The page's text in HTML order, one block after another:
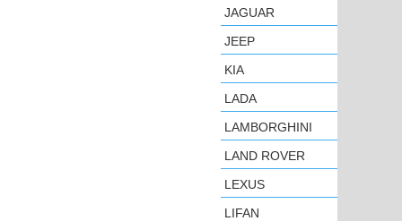
JAGUAR
JEEP
KIA
LADA
LAMBORGHINI
LAND ROVER
LEXUS
LIFAN